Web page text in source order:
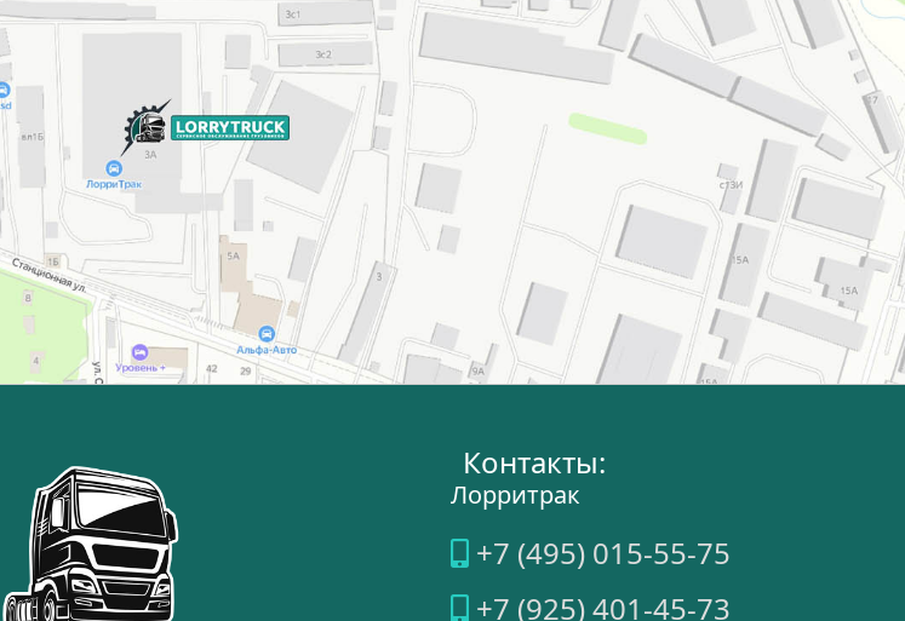
Контакты:
Лорритрак
+7 (495) 015-55-75
+7 (925) 401-45-73